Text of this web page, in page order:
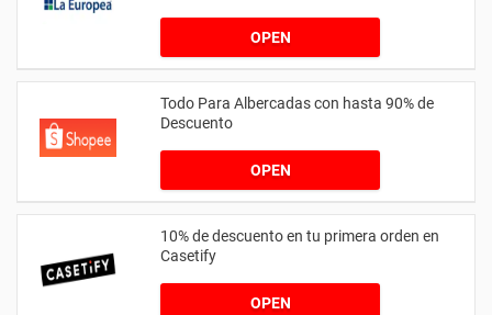
OPEN
Todo Para Albercadas con hasta 90% de
Descuento
OPEN
10% de descuento en tu primera orden en
Casetify
OPEN